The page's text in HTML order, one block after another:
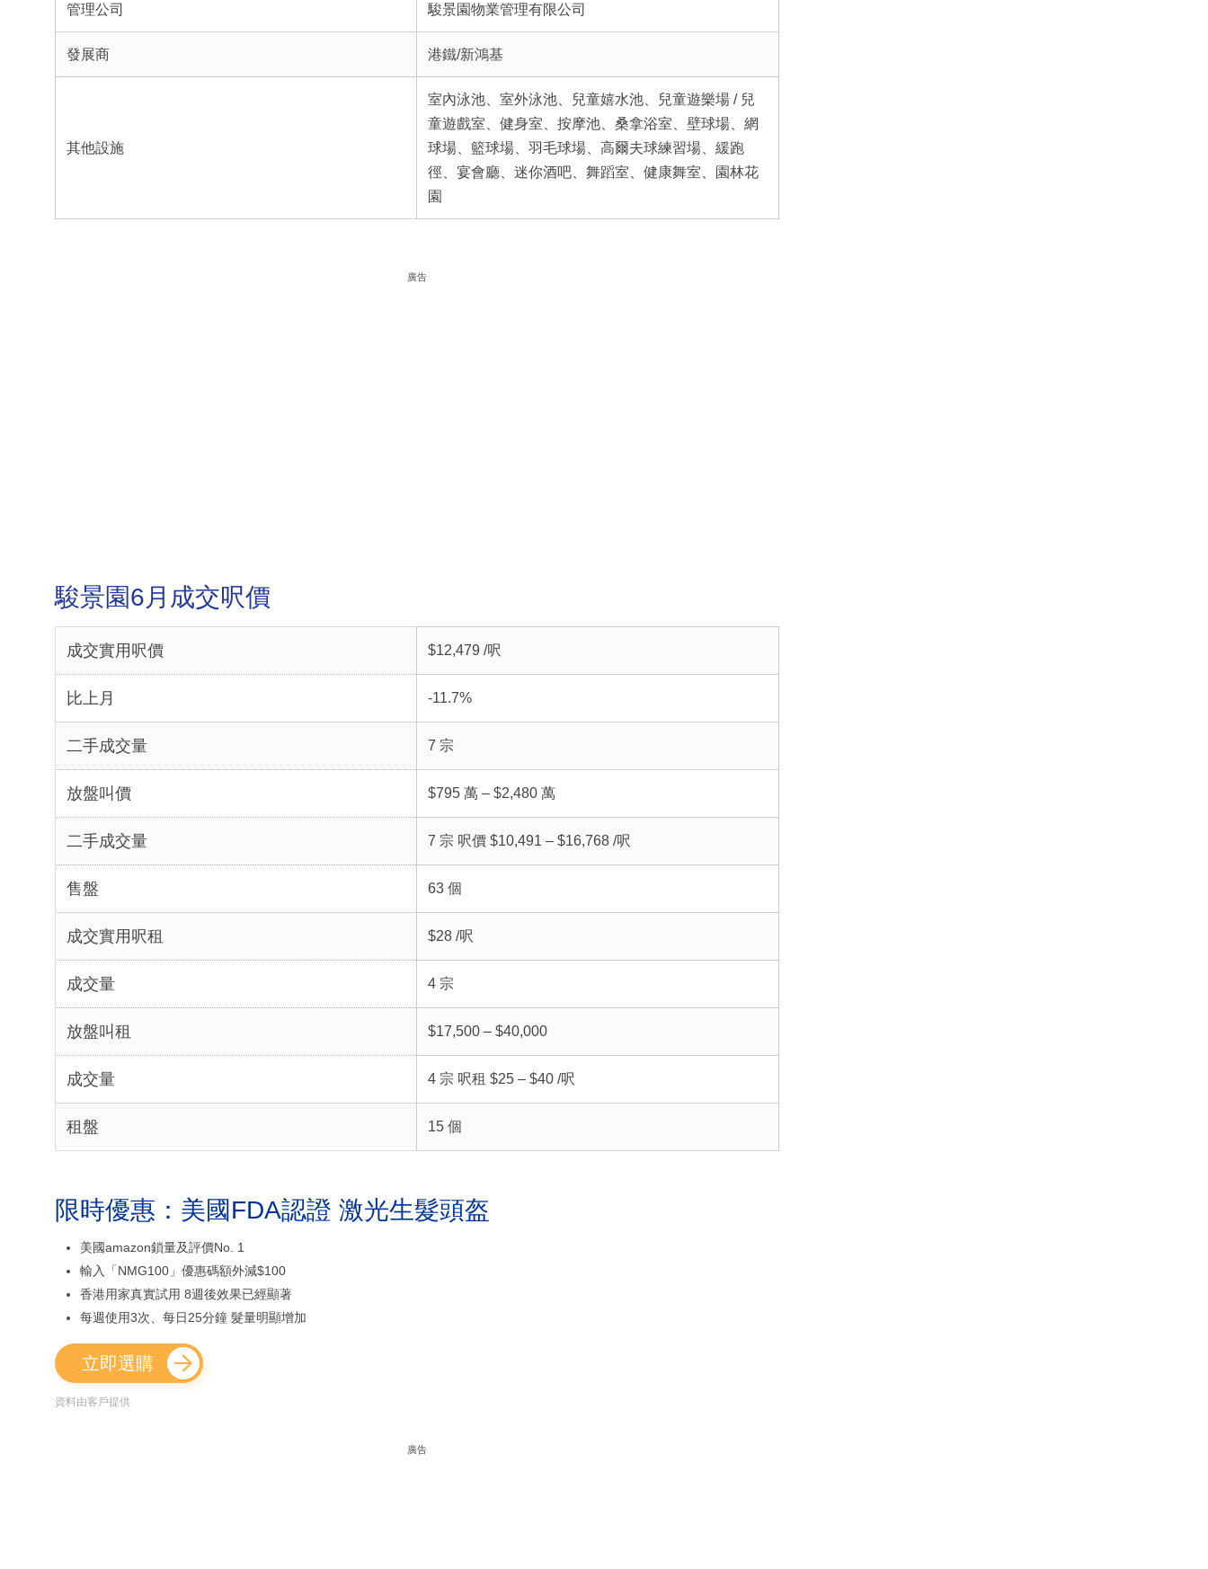
管理公司 駿景園物業管理有限公司
發展商 港鐵/新鴻基
其他設施
室內泳池、室外泳池、兒童嬉水池、兒童遊樂場 / 兒
童遊戲室、健身室、按摩池、桑拿浴室、壁球場、網
球場、籃球場、羽毛球場、高爾夫球練習場、緩跑
徑、宴會廳、迷你酒吧、舞蹈室、健康舞室、園林花
園
廣告
駿景園6月成交呎價
成交實用呎價 $12,479 /呎
比上月 -11.7%
二手成交量 7 宗
放盤叫價 $795 萬 – $2,480 萬
二手成交量 7 宗 呎價 $10,491 – $16,768 /呎
售盤 63 個
成交實用呎租 $28 /呎
成交量 4 宗
放盤叫租 $17,500 – $40,000
成交量 4 宗 呎租 $25 – $40 /呎
租盤 15 個
限時優惠：美國FDA認證 激光生髮頭盔
美國amazon鎖量及評價No. 1
輸入「NMG100」優惠碼額外減$100
香港用家真實試用 8週後效果已經顯著
每週使用3次、每日25分鐘 髮量明顯增加
立即選購
資料由客戶提供
廣告